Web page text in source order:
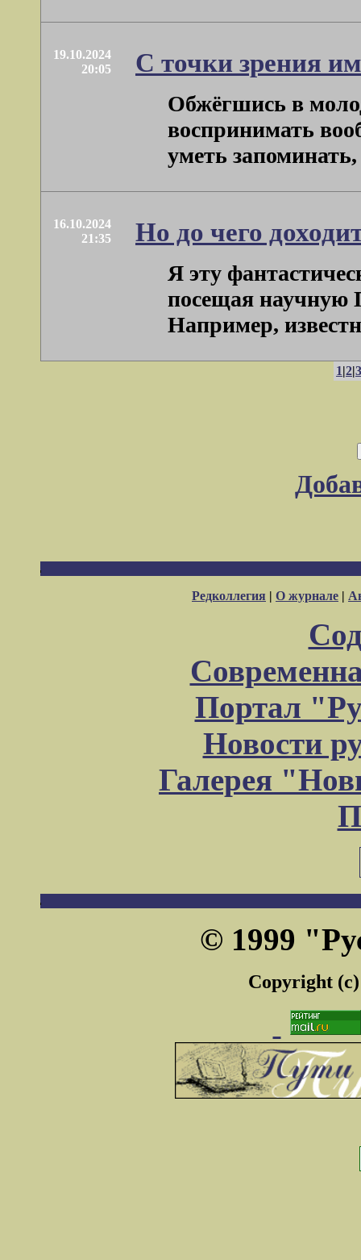
19.10.2024
20:05
С точки зрения
Обжёгшись в
воспринимать
уметь запоминать,
16.10.2024
21:35
Но до чего
Я эту
посещая научную
Например,
1|2|3
Редколлегия | О журнале |
Портал
Новости
Галерея
© 1999
Copyright